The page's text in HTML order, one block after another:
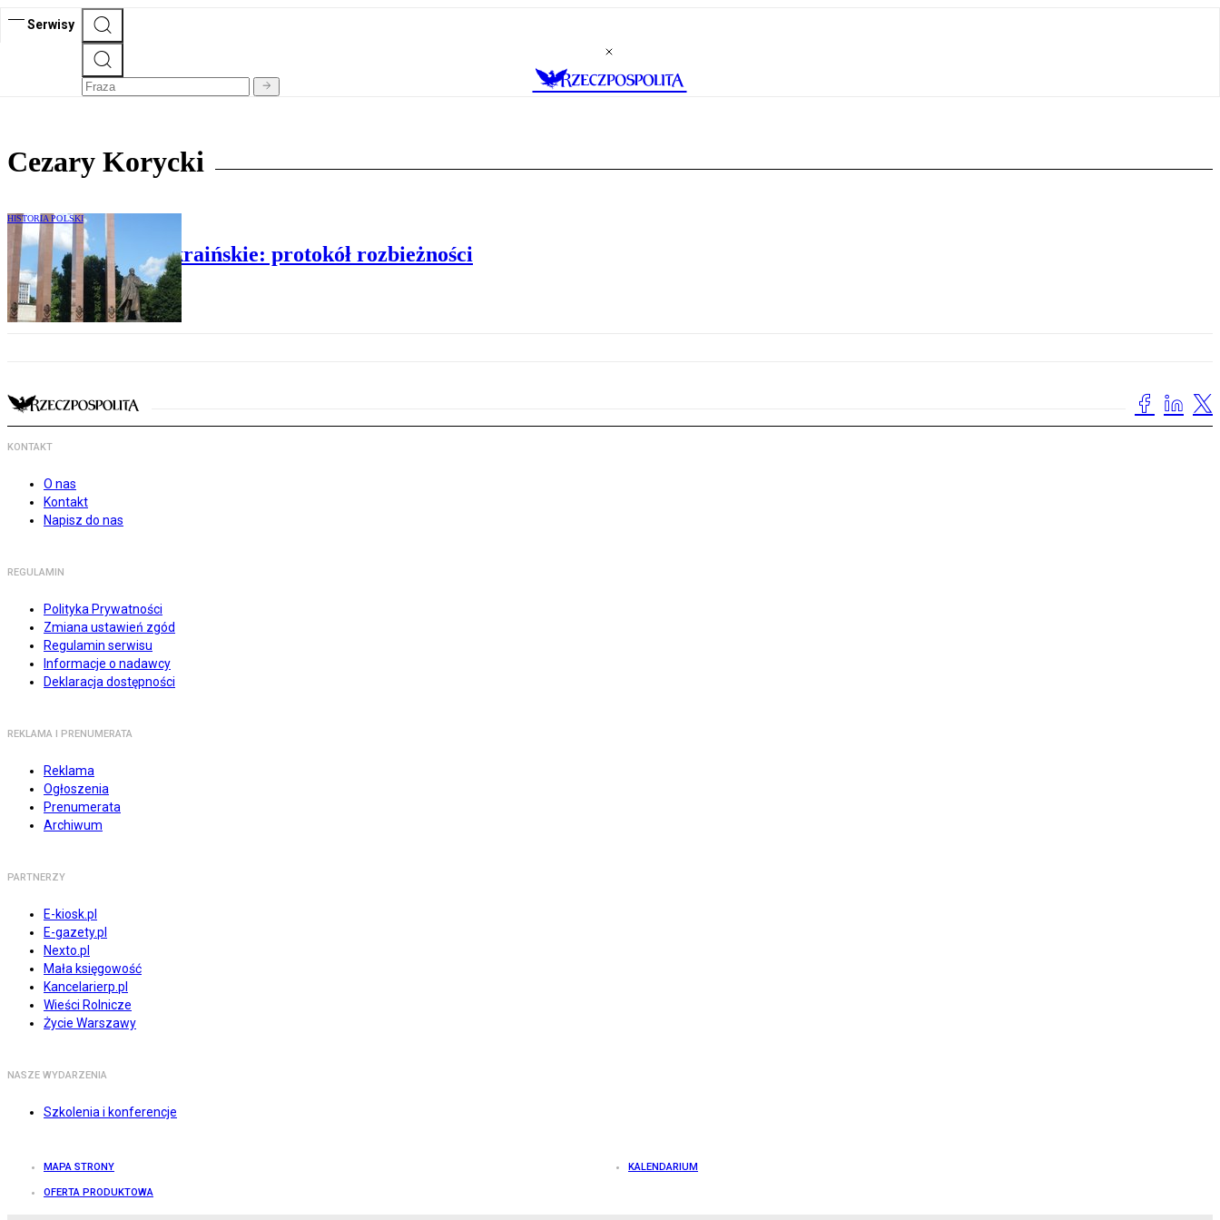
Serwisy
Cezary Korycki
HISTORIA POLSKI
Stosunki polsko-ukraińskie: protokół rozbieżności
KONTAKT
O nas
Kontakt
Napisz do nas
REGULAMIN
Polityka Prywatności
Zmiana ustawień zgód
Regulamin serwisu
Informacje o nadawcy
Deklaracja dostępności
REKLAMA I PRENUMERATA
Reklama
Ogłoszenia
Prenumerata
Archiwum
PARTNERZY
E-kiosk.pl
E-gazety.pl
Nexto.pl
Mała księgowość
Kancelarierp.pl
Wieści Rolnicze
Życie Warszawy
NASZE WYDARZENIA
Szkolenia i konferencje
MAPA STRONY KALENDARIUM
OFERTA PRODUKTOWA